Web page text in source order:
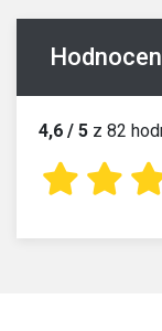
4,6 / 5 z 82